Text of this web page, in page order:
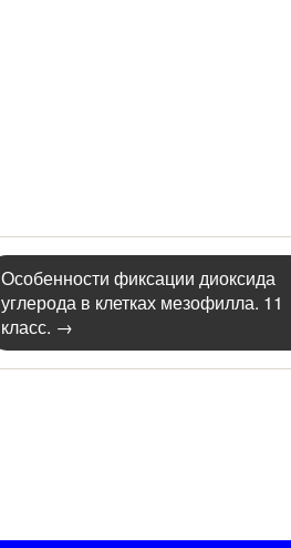
Особенности фиксации диоксида
углерода в клетках мезофилла. 11
класс. →